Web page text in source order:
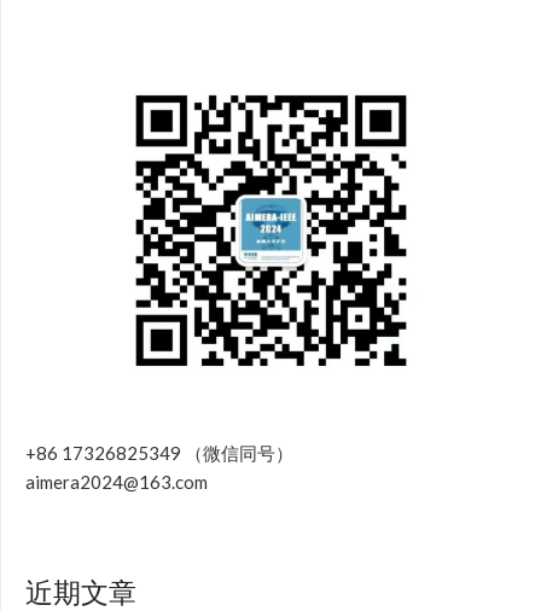
+86 17326825349 （微信同号）
aimera2024@163.com
近期文章